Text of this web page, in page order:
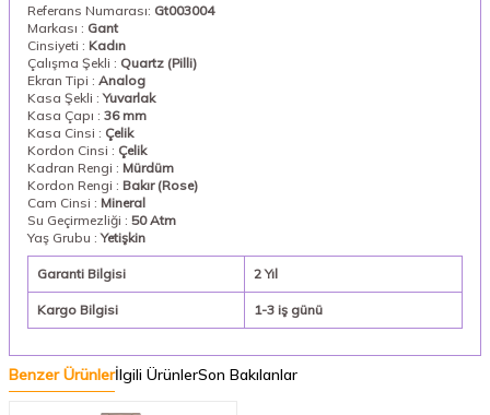
Referans Numarası: Gt003004
Markası : Gant
Cinsiyeti : Kadın
Çalışma Şekli : Quartz (Pilli)
Ekran Tipi : Analog
Kasa Şekli :Yuvarlak
Kasa Çapı : 36 mm
Kasa Cinsi : Çelik
Kordon Cinsi : Çelik
Kadran Rengi : Mürdüm
Kordon Rengi : Bakır (Rose)
Cam Cinsi : Mineral
Su Geçirmezliği : 50 Atm
Yaş Grubu :Yetişkin
Garanti Bilgisi 2 Yıl
Kargo Bilgisi 1-3 iş günü
Benzer Ürünlerİlgili ÜrünlerSon Bakılanlar